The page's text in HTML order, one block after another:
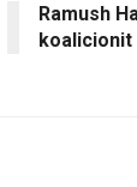
Ramush
koalicionit